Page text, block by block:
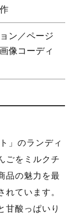
ン／ページ
像コーディ
」のランディ
ごをミルクチ
品の魅力を最
れています。
甘酸っぱいり